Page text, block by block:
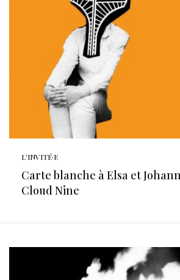
L'INVITÉ·E
Carte blanche à Elsa et
Cloud Nine